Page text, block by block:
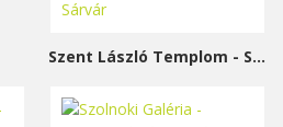
Szent László Templom - Sárvár